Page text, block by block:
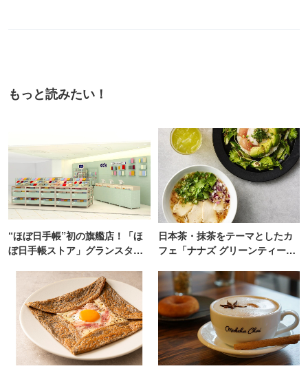
もっと読みたい！
“ほぼ日手帳”初の旗艦店！「ほ
ぼ日手帳ストア」グランスタ東
日本茶・抹茶をテーマとしたカ
フェ「ナナズ グリーンティー」